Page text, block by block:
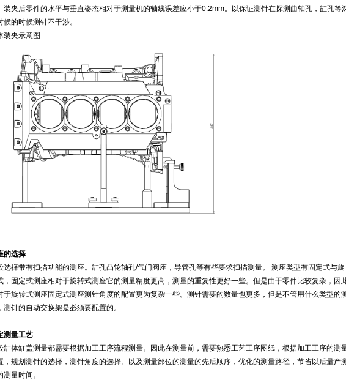
装夹后零件的水平与垂直姿态相对于测量机的轴线误差应小于0.2mm。以保证测针在探测曲轴孔，缸孔等
候的时候测针不干涉。
装夹示意图
的选择
选择带有扫描功能的测座。缸孔凸轮轴孔/气门阀座，导管孔等有些要求扫描测量。 测座类型有固定式与旋
，固定式测座相对于旋转式测座它的测量精度更高，测量的重复性更好一些。但是由于零件比较复杂，因
于旋转式测座固定式测座测针角度的配置更为复杂一些。测针需要的数量也更多，但是不管用什么类型的
测针的自动交换架是必须要配置的。
测量工艺
缸体缸盖测量都需要根据加工工序流程测量。因此在测量前，需要熟悉工艺工序图纸，根据加工工序的测
，规划测针的选择，测针角度的选择。以及测量部位的测量的先后顺序，优化的测量路径，节省以后量产
测量时间。